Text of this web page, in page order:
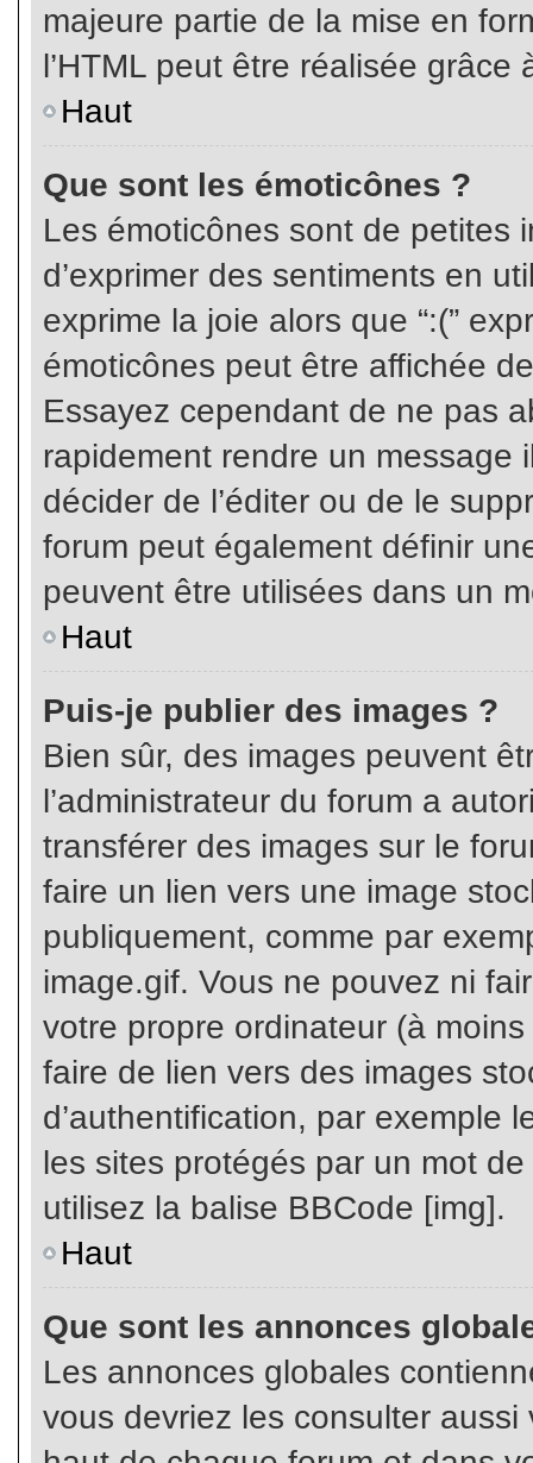
majeure partie de la mise en
l’HTML peut être réalisée grâce
Haut
Que sont les émoticônes ?
Les émoticônes sont de petites
d’exprimer des sentiments en
exprime la joie alors que “:(”
émoticônes peut être affichée
Essayez cependant de ne pas
rapidement rendre un message
décider de l’éditer ou de le
forum peut également définir
peuvent être utilisées dans un
Haut
Puis-je publier des images ?
Bien sûr, des images peuvent
l’administrateur du forum a
transférer des images sur le
faire un lien vers une image
publiquement, comme par
image.gif. Vous ne pouvez ni
votre propre ordinateur (à
faire de lien vers des images
d’authentification, par exemple
les sites protégés par un mot
utilisez la balise BBCode [img].
Haut
Que sont les annonces
Les annonces globales
vous devriez les consulter